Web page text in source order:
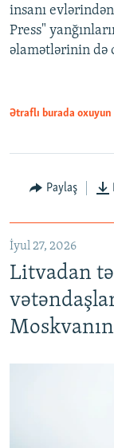
insanı
Press"
əlamətlərinin də
Ətraflı burada oxuyun
Paylaş
İyul 27, 2026
Litvadan